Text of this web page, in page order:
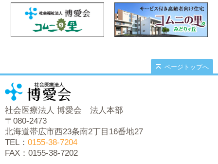
ページトップへ
社会医療法人 博愛会 法人本部
〒080-2473
北海道帯広市西23条南2丁目16番地27
TEL： 0155-38-7204
FAX：0155-38-7202